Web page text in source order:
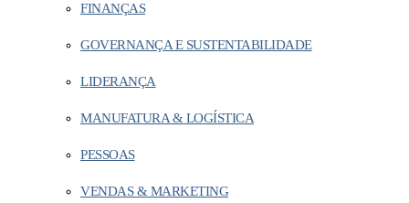
FINANÇAS
GOVERNANÇA E SUSTENTABILIDADE
LIDERANÇA
MANUFATURA & LOGÍSTICA
PESSOAS
VENDAS & MARKETING